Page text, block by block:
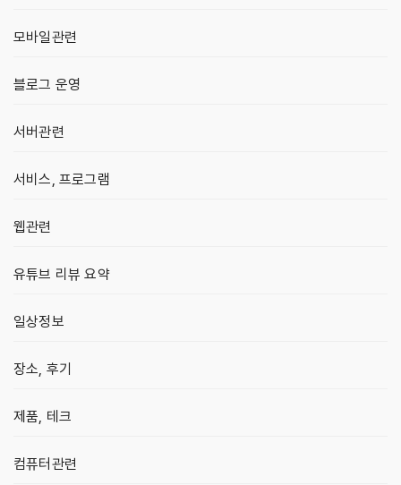
모바일관련
블로그 운영
서버관련
서비스, 프로그램
웹관련
유튜브 리뷰 요약
일상정보
장소, 후기
제품, 테크
컴퓨터관련